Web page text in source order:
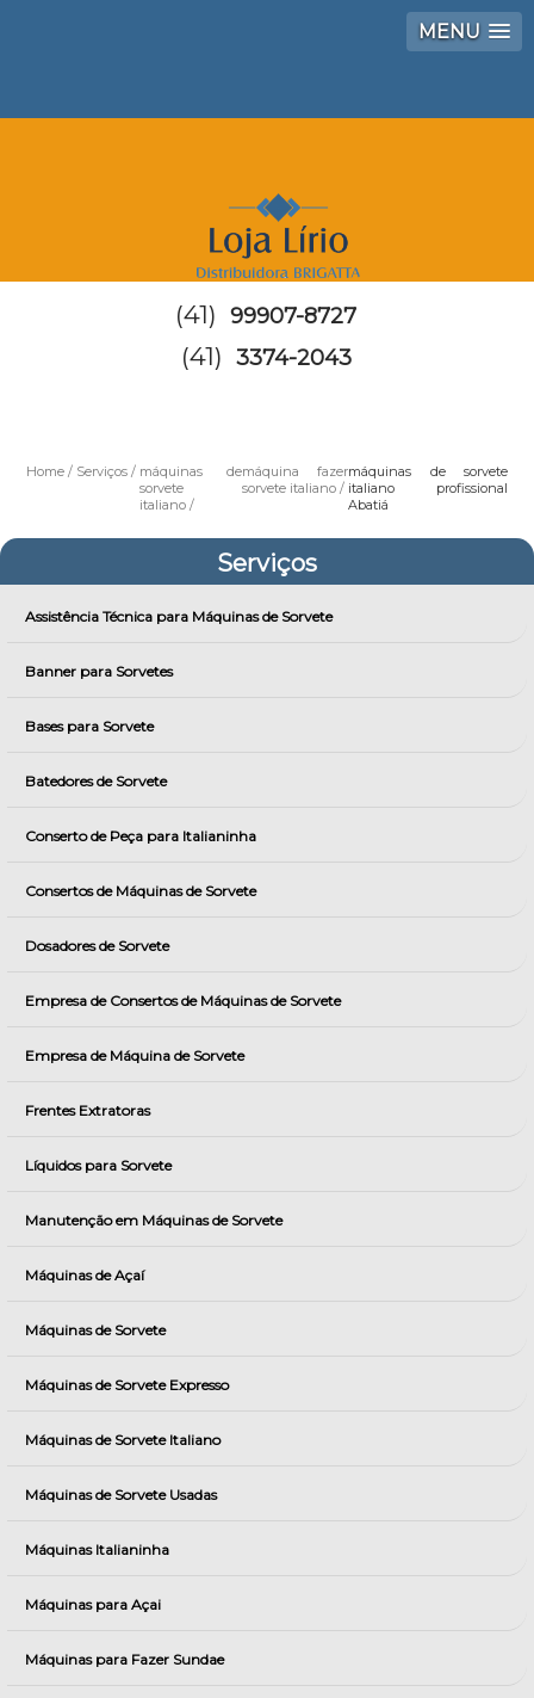
MENU
(41) 99907-8727
(41) 3374-2043
Home Serviços
máquinas de
sorvete
italiano
máquina fazer
sorvete italiano
máquinas de sorvete
italiano profissional
Abatiá
Serviços
Assistência Técnica para Máquinas de Sorvete
Banner para Sorvetes
Bases para Sorvete
Batedores de Sorvete
Conserto de Peça para Italianinha
Consertos de Máquinas de Sorvete
Dosadores de Sorvete
Empresa de Consertos de Máquinas de Sorvete
Empresa de Máquina de Sorvete
Frentes Extratoras
Líquidos para Sorvete
Manutenção em Máquinas de Sorvete
Máquinas de Açaí
Máquinas de Sorvete
Máquinas de Sorvete Expresso
Máquinas de Sorvete Italiano
Máquinas de Sorvete Usadas
Máquinas Italianinha
Máquinas para Açai
Máquinas para Fazer Sundae